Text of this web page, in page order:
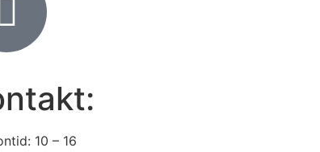
10 – 16